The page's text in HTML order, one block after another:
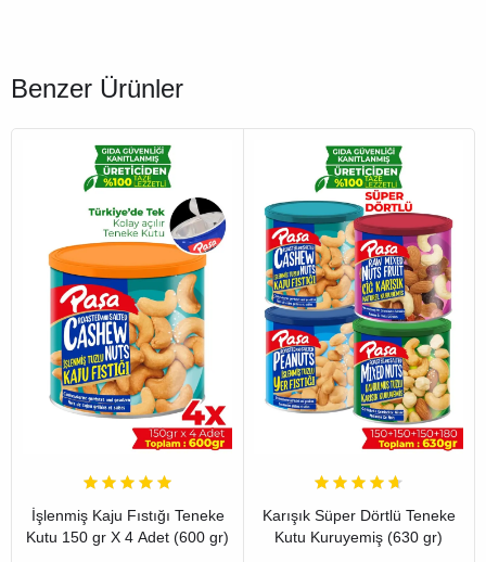
Benzer Ürünler
İşlenmiş Kaju Fıstığı Teneke
Kutu 150 gr X 4 Adet (600 gr)
Karışık Süper Dörtlü Teneke
Kutu Kuruyemiş (630 gr)